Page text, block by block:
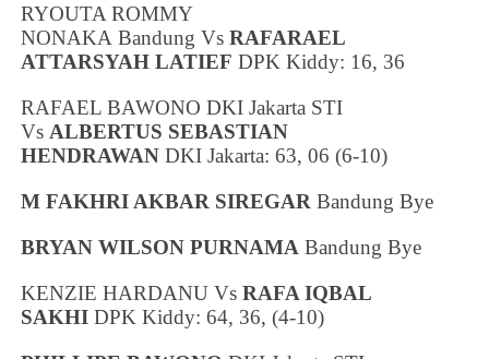
RYOUTA ROMMY
NONAKABandung VsRAFARAEL
ATTARSYAH LATIEF DPK Kiddy: 16, 36
RAFAEL BAWONODKI Jakarta STI
Vs ALBERTUS SEBASTIAN
HENDRAWAN DKI Jakarta: 63, 06 (6-10)
M FAKHRI AKBAR SIREGAR Bandung Bye
BRYAN WILSON PURNAMA Bandung Bye
KENZIE HARDANU VsRAFA IQBAL
SAKHI DPK Kiddy: 64, 36, (4-10)